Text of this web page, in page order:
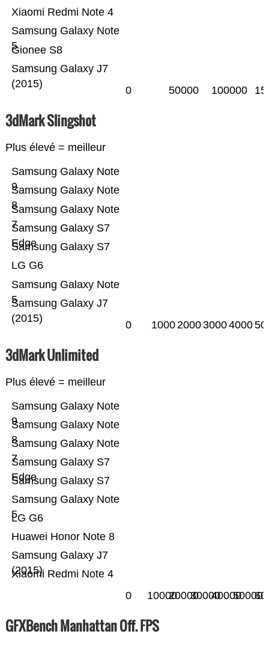
Samsung Galaxy J7
(2015)
Gionee S8
Samsung Galaxy Note
5
Xiaomi Redmi Note 4
0 50000 100000
3dMark Slingshot
Plus élevé = meilleur
Samsung Galaxy J7
(2015)
Samsung Galaxy Note
5
LG G6
Samsung Galaxy S7
Samsung Galaxy S7
Edge
Samsung Galaxy Note
7
Samsung Galaxy Note
8
Samsung Galaxy Note
9
0 1000200030004000
3dMark Unlimited
Plus élevé = meilleur
Xiaomi Redmi Note 4
Samsung Galaxy J7
(2015)
Huawei Honor Note 8
LG G6
Samsung Galaxy Note
5
Samsung Galaxy S7
Samsung Galaxy S7
Edge
Samsung Galaxy Note
7
Samsung Galaxy Note
8
Samsung Galaxy Note
9
0 1000020000300004000050000
GFXBench Manhattan Off. FPS